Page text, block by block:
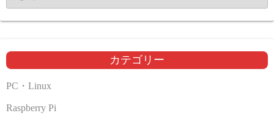
ー
カ
ブ
カテゴリー
PC・Linux
Raspberry Pi